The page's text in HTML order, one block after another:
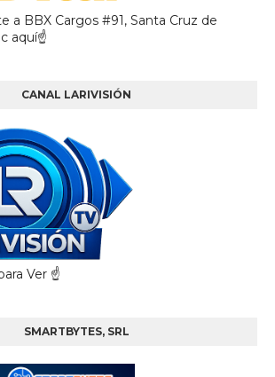
a BBX Cargos #91, Santa Cruz de
aquí☝
CANAL LARIVISIÓN
Ver ☝️
SMARTBYTES, SRL